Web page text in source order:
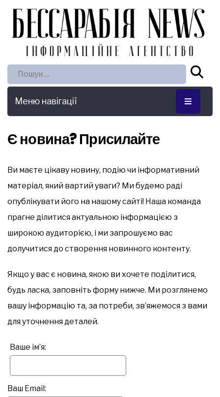
Пошук:
Меню навігації
Є новина? Присилайте
Ви маєте цікаву новину, подію чи інформативний
матеріал, який вартий уваги? Ми будемо раді
опублікувати його на нашому сайті! Наша команда
прагне ділитися актуальною інформацією з
широкою аудиторією, і ми запрошуємо вас
долучитися до створення новинного контенту.
Якщо у вас є новина, якою ви хочете поділитися,
будь ласка, заповніть форму нижче. Ми розглянемо
вашу інформацію та, за потреби, зв’яжемося з вами
для уточнення деталей.
Ваше ім’я:
Ваш Email: